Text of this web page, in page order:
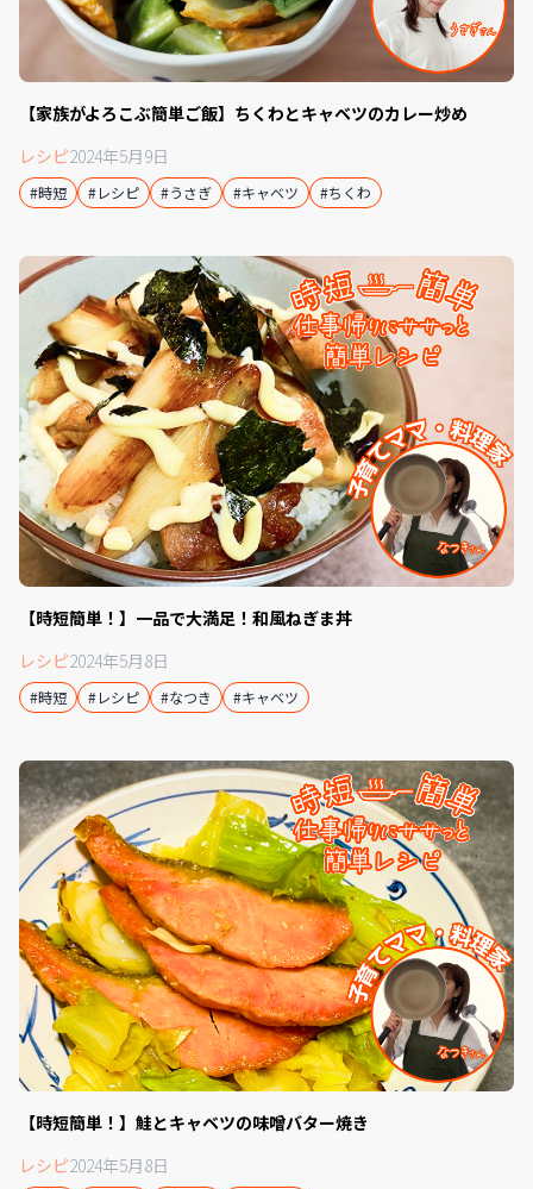
【家族がよろこぶ簡単ご飯】ちくわとキャベツのカレー炒め
レシピ2024年5月9日
#時短 #レシピ #うさぎ #キャベツ #ちくわ
【時短簡単！】‍一品で大満足！和風ねぎま丼
レシピ2024年5月8日
#時短 #レシピ #なつき #キャベツ
【時短簡単！】鮭とキャベツの味噌バター焼き
レシピ2024年5月8日